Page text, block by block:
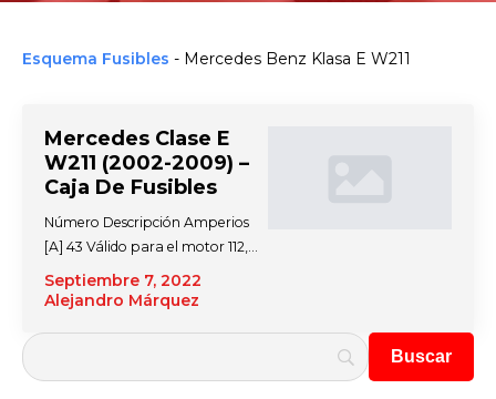
Esquema Fusibles - Mercedes Benz Klasa E W211
Mercedes Clase E
W211 (2002-2009) –
Caja De Fusibles
Septiembre 7, 2022
Alejandro Márquez
Número Descripción Amperios
[A] 43 Válido para el motor 112,…